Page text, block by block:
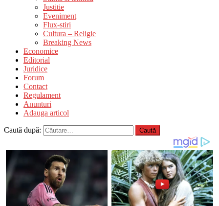
Justitie
Eveniment
Flux-stiri
Cultura – Religie
Breaking News
Economice
Editorial
Juridice
Forum
Contact
Regulament
Anunturi
Adauga articol
Caută după: